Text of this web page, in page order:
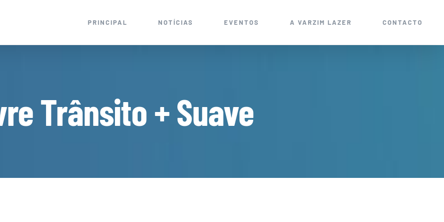
PRINCIPAL NOTÍCIAS EVENTOS A VARZIM LAZER CONTACTO
Trânsito + Suave